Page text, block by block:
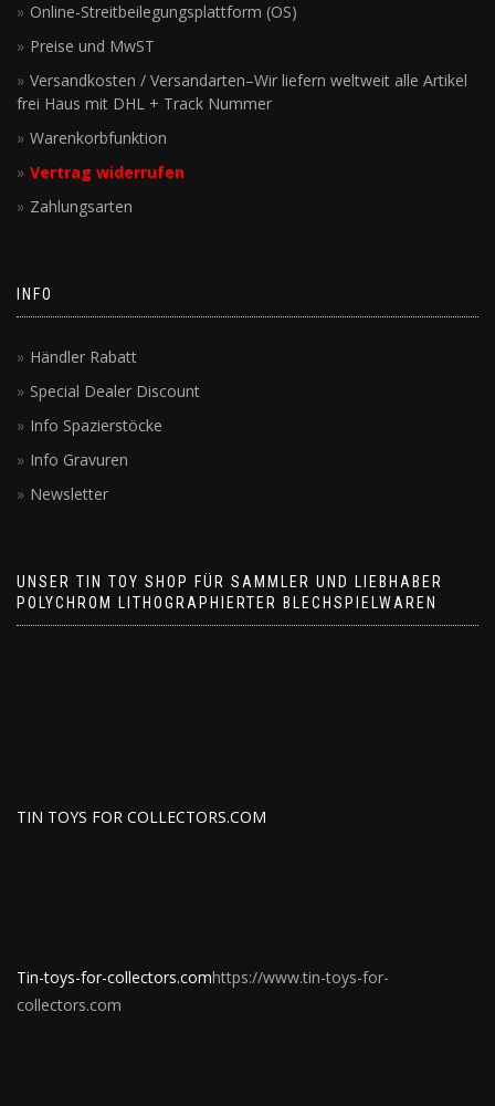
Online-Streitbeilegungsplattform (OS)
Preise und MwST
Versandkosten / Versandarten–Wir liefern weltweit alle Artikel
frei Haus mit DHL + Track Nummer
Warenkorbfunktion
Vertrag widerrufen
Zahlungsarten
INFO
Händler Rabatt
Special Dealer Discount
Info Spazierstöcke
Info Gravuren
Newsletter
UNSER TIN TOY SHOP FÜR SAMMLER UND LIEBHABER
POLYCHROM LITHOGRAPHIERTER BLECHSPIELWAREN
TIN TOYS FOR COLLECTORS.COM
Tin-toys-for-collectors.comhttps://www.tin-toys-for-
collectors.com